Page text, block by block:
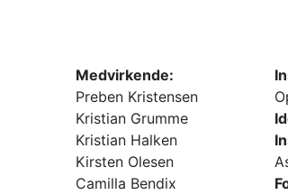
Medvirkende:
Preben Kristensen
Kristian Grumme
Kristian Halken
Kirsten Olesen
Camilla Bendix